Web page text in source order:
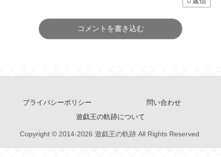
コメントを書き込む
プライバシーポリシー
問い合わせ
遊戯王の軌跡について
Copyright © 2014-2026 遊戯王の軌跡 All Rights Reserved.